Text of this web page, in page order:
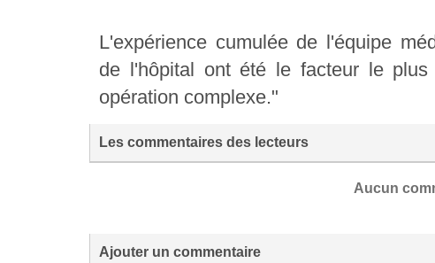
L'expérience cumulée de l'équipe
de l'hôpital ont été le facteur le
opération complexe."
Les commentaires des lecteurs
Aucun
Ajouter un commentaire